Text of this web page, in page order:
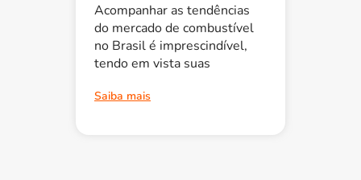
Acompanhar as tendências
do mercado de combustível
no Brasil é imprescindível,
tendo em vista suas
Saiba mais